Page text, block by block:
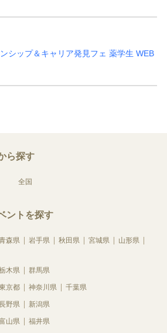
シップ＆キャリア発見フェ 薬学生 WEB
ら探す
全国
ントを探す
森県 岩手県 秋田県 宮城県
山形県
木県 群馬県
京都 神奈川県 千葉県
野県 新潟県
山県 福井県